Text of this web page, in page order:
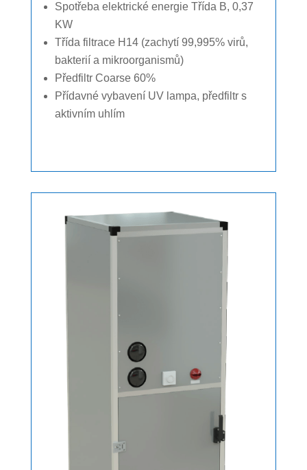
Spotřeba elektrické energie Třída B, 0,37
KW
Třída filtrace H14 (zachytí 99,995% virů,
bakterií a mikroorganismů)
Předfiltr Coarse 60%
Přídavné vybavení UV lampa, předfiltr s
aktivním uhlím